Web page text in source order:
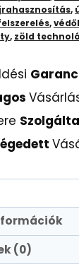
,
,
, zöld
(0)